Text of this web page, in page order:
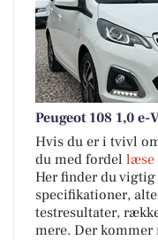
Peugeot 108 1,0 e-
Hvis du er i tvivl
du med fordel læse
Her finder du
specifikationer,
testresultater,
mere. Der kommer